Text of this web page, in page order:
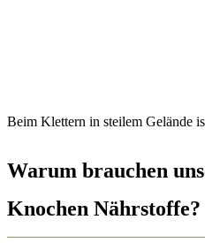
Beim Klettern in steilem Gelände
Warum brauchen
Knochen Nährstoffe?